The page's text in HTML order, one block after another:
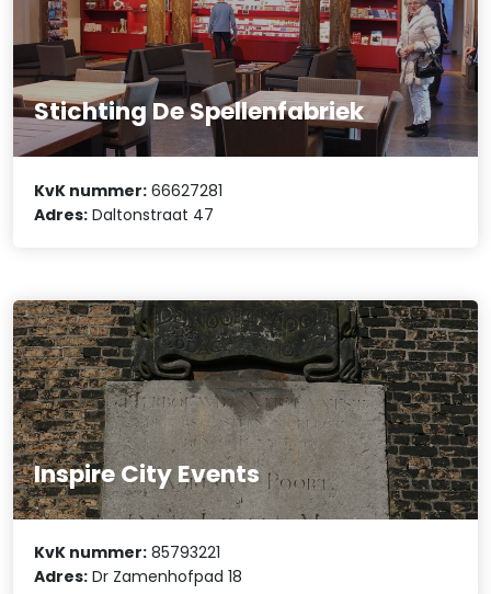
Stichting De Spellenfabriek
KvK nummer: 66627281
Adres: Daltonstraat 47
Inspire City Events
KvK nummer: 85793221
Adres: Dr Zamenhofpad 18